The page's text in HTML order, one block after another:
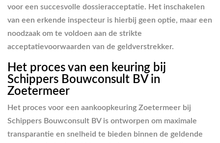
voor een succesvolle dossieracceptatie. Het inschakelen
van een erkende inspecteur is hierbij geen optie, maar een
noodzaak om te voldoen aan de strikte
acceptatievoorwaarden van de geldverstrekker.
Het proces van een keuring bij
Schippers Bouwconsult BV in
Zoetermeer
Het proces voor een aankoopkeuring Zoetermeer bij
Schippers Bouwconsult BV is ontworpen om maximale
transparantie en snelheid te bieden binnen de geldende